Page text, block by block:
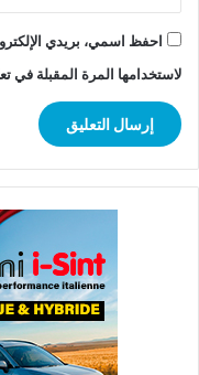
احفظ اسمي، بريدي
لاستخدامها المرة المقبلة في